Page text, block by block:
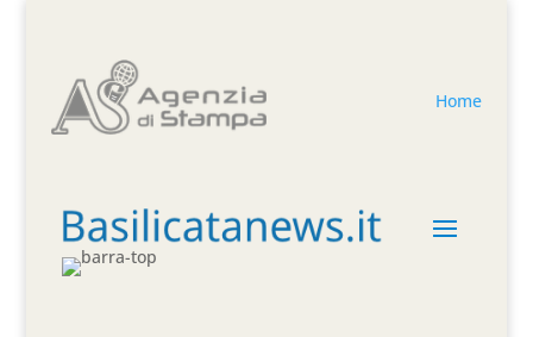
Home